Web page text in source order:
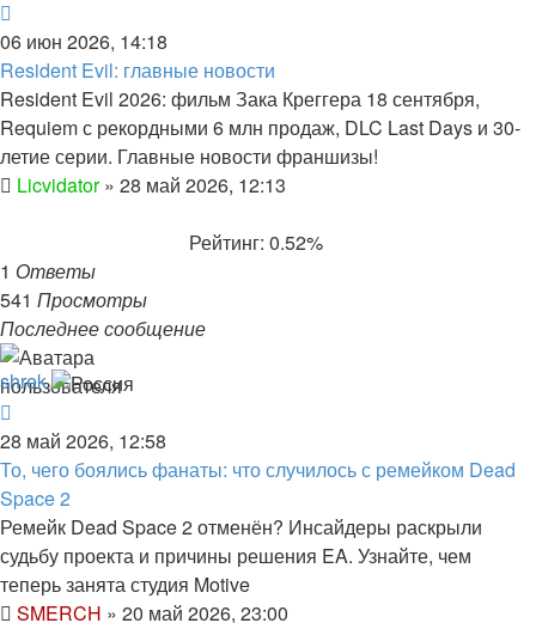
06 июн 2026, 14:18
Resident Evil: главные новости
Resident Evil 2026: фильм Зака Креггера 18 сентября,
Requiem с рекордными 6 млн продаж, DLC Last Days и 30-
летие серии. Главные новости франшизы!
Licvidator» 28 май 2026, 12:13
Рейтинг: 0.52%
1 Ответы
541 Просмотры
Последнее сообщение
shrek
28 май 2026, 12:58
То, чего боялись фанаты: что случилось с ремейком Dead
Space 2
Ремейк Dead Space 2 отменён? Инсайдеры раскрыли
судьбу проекта и причины решения EA. Узнайте, чем
теперь занята студия Motive
SMERCH » 20 май 2026, 23:00